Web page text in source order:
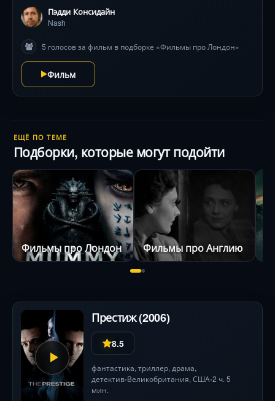
Пэдди Консидайн
Nash
5 голосов за фильм в подборке «Фильмы про Лондон»
Фильм
ЕЩЁ ПО ТЕМЕ
Подборки, которые могут подойти
Фильмы про Лондон Фильмы про Англию
Престиж (2006)
8.5
фантастика, триллер, драма,
детектив•Великобритания, США•2 ч. 5
мин.